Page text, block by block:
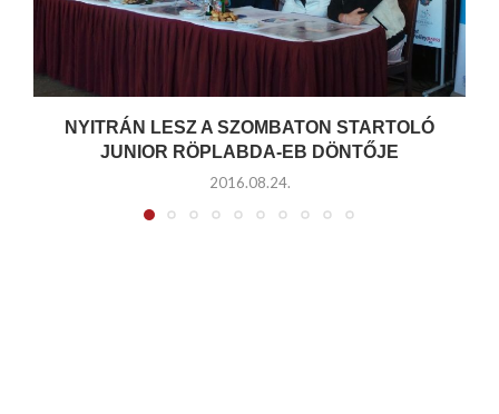
NYITRÁN LESZ A SZOMBATON STARTOLÓ
JUNIOR RÖPLABDA-EB DÖNTŐJE
2016.08.24.